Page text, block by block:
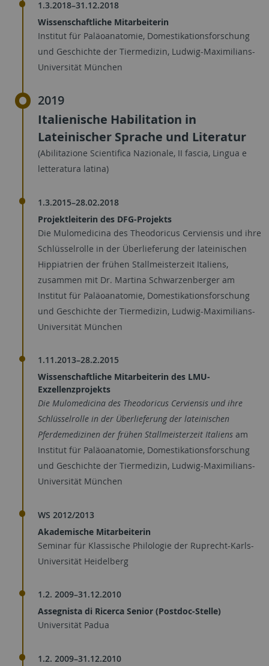
1.3.2018–31.12.2018
Wissenschaftliche Mitarbeiterin
Institut für Paläoanatomie, Domestikationsforschung
und Geschichte der Tiermedizin, Ludwig-Maximilians-
Universität München
2019
Italienische Habilitation in
Lateinischer Sprache und Literatur
(Abilitazione Scientifica Nazionale, II fascia, Lingua e
letteratura latina)
1.3.2015–28.02.2018
Projektleiterin des DFG-Projekts
Die Mulomedicina des Theodoricus Cerviensis und ihre
Schlüsselrolle in der Überlieferung der lateinischen
Hippiatrien der frühen Stallmeisterzeit Italiens,
zusammen mit Dr. Martina Schwarzenberger am
Institut für Paläoanatomie, Domestikationsforschung
und Geschichte der Tiermedizin, Ludwig-Maximilians-
Universität München
1.11.2013–28.2.2015
Wissenschaftliche Mitarbeiterin des LMU-
Exzellenzprojekts
Die Mulomedicina des Theodoricus Cerviensis und ihre
Schlüsselrolle in der Überlieferung der lateinischen
Pferdemedizinen der frühen Stallmeisterzeit Italiens am
Institut für Paläoanatomie, Domestikationsforschung
und Geschichte der Tiermedizin, Ludwig-Maximilians-
Universität München
WS 2012/2013
Akademische Mitarbeiterin
Seminar für Klassische Philologie der Ruprecht-Karls-
Universität Heidelberg
1.2. 2009–31.12.2010
Assegnista di Ricerca Senior (Postdoc-Stelle)
Universität Padua
1.2. 2009–31.12.2010